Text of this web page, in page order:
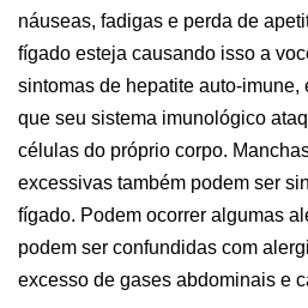
náuseas, fadigas e perda de
fígado esteja causando isso a
sintomas de hepatite auto-imune,
que seu sistema imunológico
células do próprio corpo.
excessivas também podem ser
fígado. Podem ocorrer algumas
podem ser confundidas com
excesso de gases abdominais e